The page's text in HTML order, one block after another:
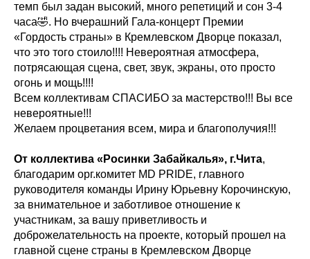
темп был задан высокий, много репетиций и сон 3-4
часа🤣. Но вчерашний Гала-концерт Премии
«Гордость страны» в Кремлевском Дворце показал,
что это того стоило!!!! Невероятная атмосфера,
потрясающая сцена, свет, звук, экраны, ото просто
огонь и мощь!!!!
Всем коллективам СПАСИБО за мастерство!!! Вы все
невероятные!!!
Желаем процветания всем, мира и благополучия!!!
От коллектива «Росинки Забайкалья», г.Чита,
благодарим орг.комитет MD PRIDE, главного
руководителя команды Ирину Юрьевну Корочинскую,
за внимательное и заботливое отношение к
участникам, за вашу приветливость и
доброжелательность на проекте, который прошел на
главной сцене страны в Кремлевском Дворце